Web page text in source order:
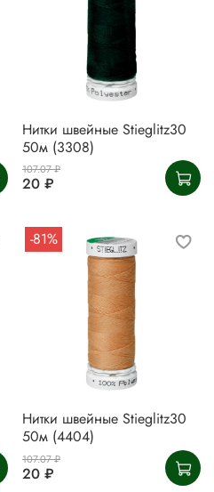
Нитки швейные Stieglitz30
50м (3308)
107.07 ₽
20 ₽
-81%
Нитки швейные Stieglitz30
50м (4404)
107.07 ₽
20 ₽